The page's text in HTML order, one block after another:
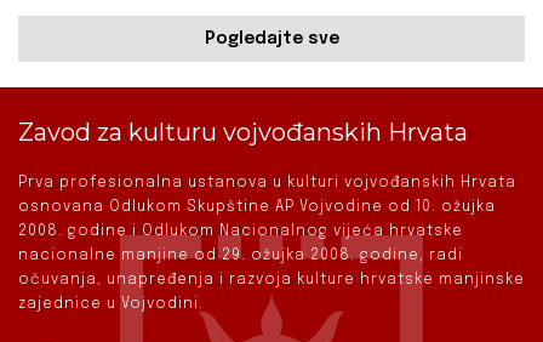
Pogledajte sve
Zavod za kulturu vojvođanskih Hrvata
Prva profesionalna ustanova u kulturi vojvođanskih Hrvata
osnovana Odlukom Skupštine AP Vojvodine od 10. ožujka
2008. godine i Odlukom Nacionalnog vijeća hrvatske
nacionalne manjine od 29. ožujka 2008. godine, radi
očuvanja, unapređenja i razvoja kulture hrvatske manjinske
zajednice u Vojvodini.